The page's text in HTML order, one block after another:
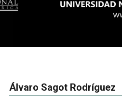
Álvaro Sagot Rodríguez